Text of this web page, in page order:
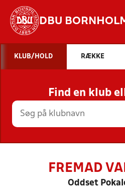
DBU
STILLINGER,
HOLD
KLUB/HOLD RÆKKE
Find en klub
FREMAD
Oddset